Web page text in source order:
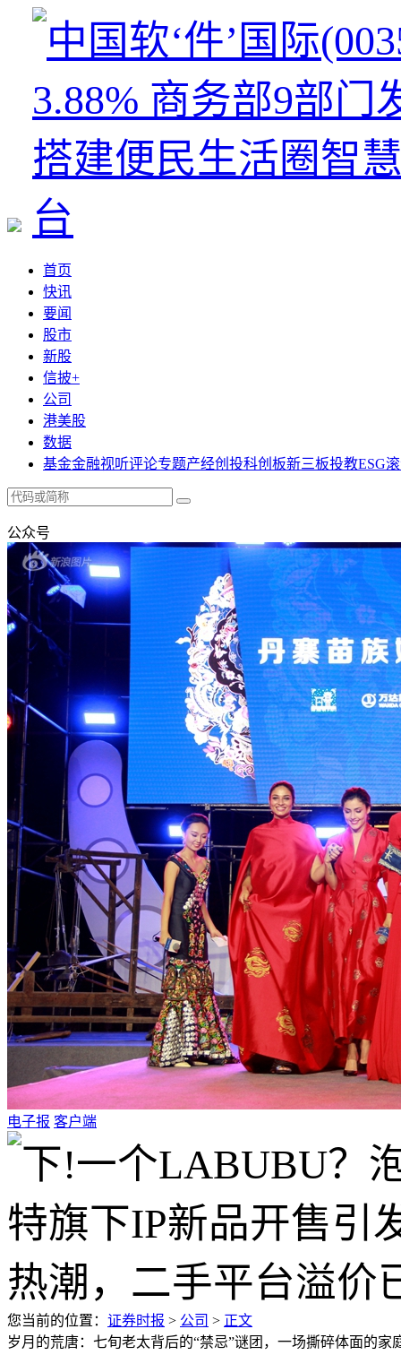
首页
快讯
要闻
股市
新股
信披+
公司
港美股
数据
基金金融视听评论专题产经创投科创板新三板投教ESG
公众号
电子报 客户端
您当前的位置： 证券时报 > 公司 > 正文
岁月的荒唐：七旬老太背后的“禁忌”谜团，一场撕碎体面的家